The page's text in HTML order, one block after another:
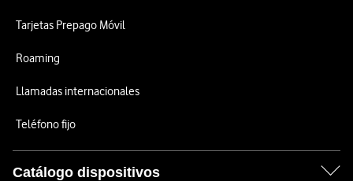
Tarjetas Prepago Móvil
Roaming
Llamadas internacionales
Teléfono fijo
Catálogo dispositivos